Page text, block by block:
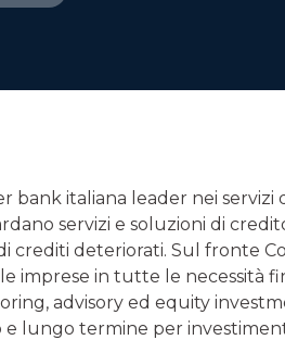
bank italiana leader nei servizi
servizi e soluzioni di
crediti deteriorati. Sul fronte
imprese in tutte le necessità
advisory ed equity
lungo termine per